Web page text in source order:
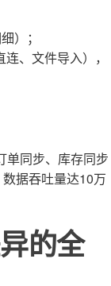
）；
、文件导入），
单同步、库存同步
据吞吐量达10万
的全